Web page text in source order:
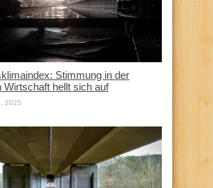
Stimmung in der
Wirtschaft hellt sich auf
2025